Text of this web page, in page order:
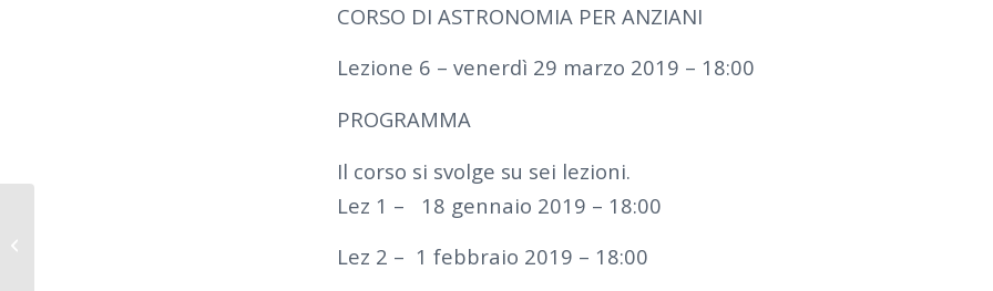
CORSO DI ASTRONOMIA PER ANZIANI
Lezione 6 – venerdì 29 marzo 2019 – 18:00
PROGRAMMA
Il corso si svolge su sei lezioni.
Lez 1 – 18 gennaio 2019 – 18:00
Lez 2 – 1 febbraio 2019 – 18:00